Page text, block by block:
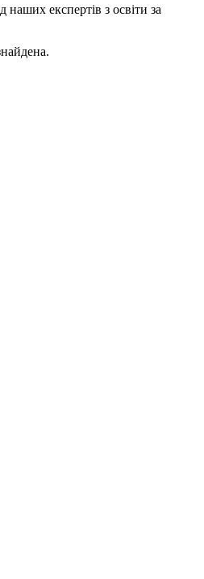
наших експертів з освіти за